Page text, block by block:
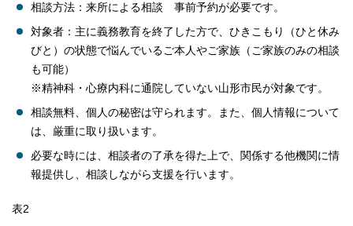
相談方法：来所による相談 事前予約が必要です。
対象者：主に義務教育を終了した方で、ひきこもり（ひと休み
びと）の状態で悩んでいるご本人やご家族（ご家族のみの相談
も可能）
※精神科・心療内科に通院していない山形市民が対象です。
相談無料、個人の秘密は守られます。また、個人情報について
は、厳重に取り扱います。
必要な時には、相談者の了承を得た上で、関係する他機関に情
報提供し、相談しながら支援を行います。
表2